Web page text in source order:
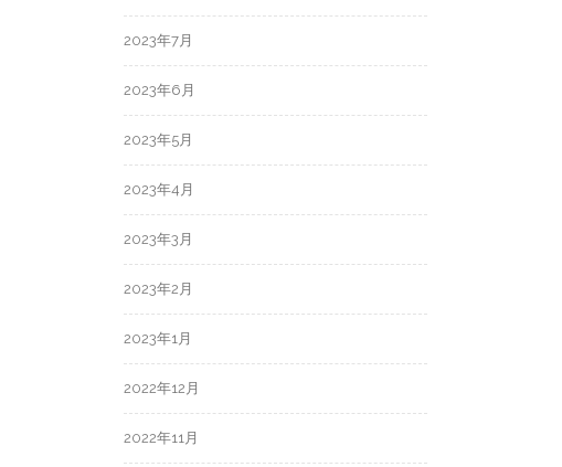
2023年7月
2023年6月
2023年5月
2023年4月
2023年3月
2023年2月
2023年1月
2022年12月
2022年11月